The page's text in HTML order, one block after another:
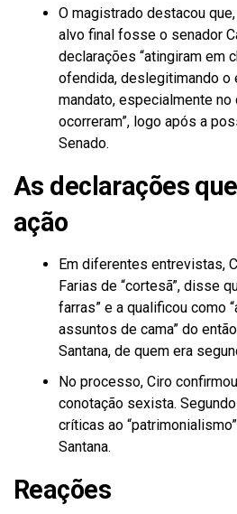
O magistrado destacou
alvo final fosse o senador
declarações “atingiram em
ofendida, deslegitimando o
mandato, especialmente
ocorreram”, logo após a
Senado.
As declarações
ação
Em diferentes entrevistas,
Farias de “cortesã”, disse
farras” e a qualificou como
assuntos de cama” do
Santana, de quem era
No processo, Ciro
conotação sexista.
críticas ao
Santana.
Reações